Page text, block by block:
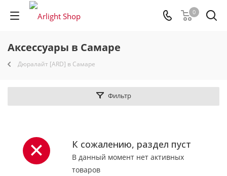
0
Аксессуары в Самаре
Дюралайт [ARD] в Самаре
Фильтр
К сожалению, раздел пуст
В данный момент нет активных
товаров